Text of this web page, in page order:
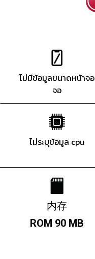
ไม่มีข้อมูลขนาดหน้าจอ
จอ
ไม่ระบุข้อมูล cpu
内存
ROM 90 MB